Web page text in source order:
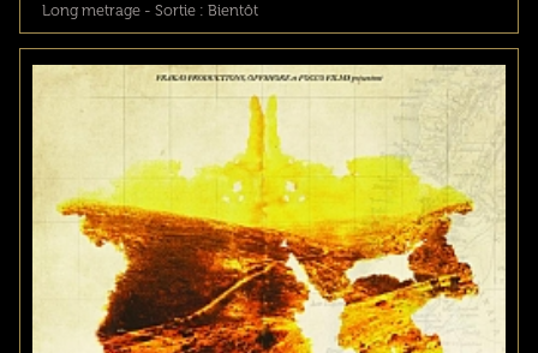
Long metrage - Sortie : Bientôt